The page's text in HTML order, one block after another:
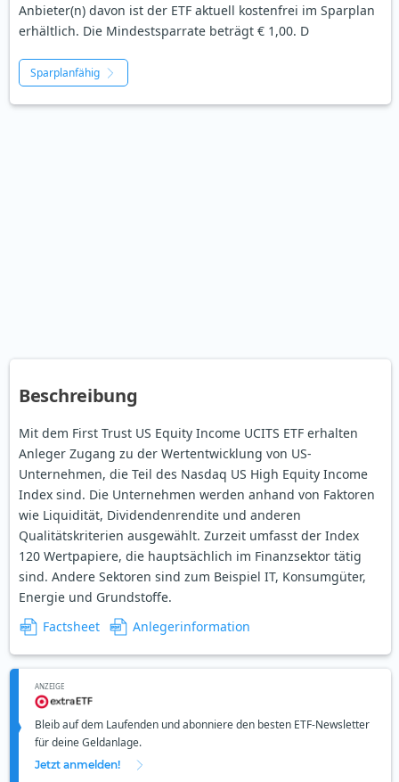
Anbieter(n) davon ist der ETF aktuell kostenfrei im Sparplan
erhältlich. Die Mindestsparrate beträgt € 1,00. D
Sparplanfähig
Beschreibung
Mit dem First Trust US Equity Income UCITS ETF erhalten
Anleger Zugang zu der Wertentwicklung von US-
Unternehmen, die Teil des Nasdaq US High Equity Income
Index sind. Die Unternehmen werden anhand von Faktoren
wie Liquidität, Dividendenrendite und anderen
Qualitätskriterien ausgewählt. Zurzeit umfasst der Index
120 Wertpapiere, die hauptsächlich im Finanzsektor tätig
sind. Andere Sektoren sind zum Beispiel IT, Konsumgüter,
Energie und Grundstoffe.
Factsheet
Anlegerinformation
ANZEIGE
Bleib auf dem Laufenden und abonniere den besten ETF-Newsletter
für deine Geldanlage.
Jetzt anmelden!